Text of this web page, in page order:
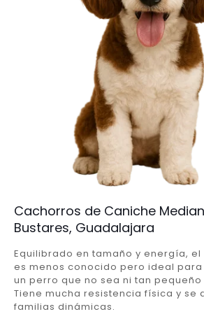
Cachorros de Caniche
Bustares, Guadalajara
Equilibrado en tamaño y energía,
es menos conocido pero ideal
un perro que no sea ni tan
Tiene mucha resistencia física y se
familias dinámicas.